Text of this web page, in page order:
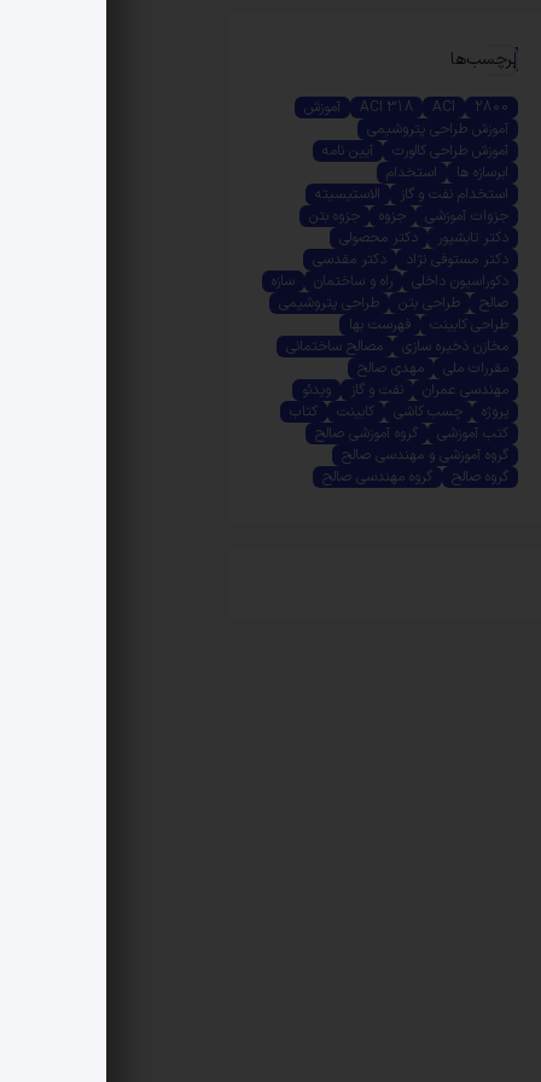
برچسب‌ها
2800
ACI
ACI 318
آموزش
آموزش طراحی پتروشیمی
آموزش طراحی کالورت
آیین نامه
ابرسازه ها
استخدام
استخدام نفت و گاز
الاستیسیته
جزوات آموزشی
جزوه
جزوه بتن
دکتر تابشپور
دکتر محصولی
دکتر مستوفی نژاد
دکتر مقدسی
دکوراسیون داخلی
راه و ساختمان
سازه
صالح
طراحی بتن
طراحی پتروشیمی
طراحی کابینت
فهرست بها
مخازن ذخیره سازی
مصالح ساختمانی
مقررات ملی
مهدی صالح
مهندسی عمران
نفت و گاز
ویدئو
پروژه
چسب کاشی کابینت
کتاب
کتب آموزشی
گروه آموزشی صالح
گروه آموزشی و مهندسی صالح
گروه صالح
گروه مهندسی صالح